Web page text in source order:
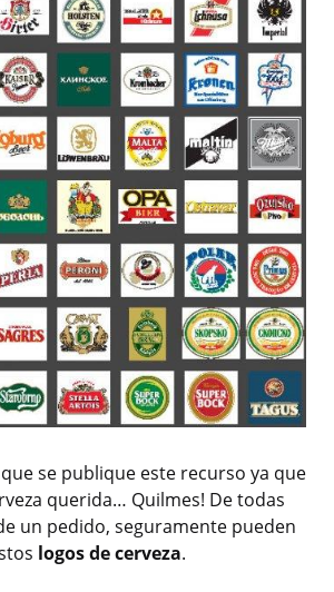
se publique este recurso ya que
querida… Quilmes! De todas
un pedido, seguramente pueden
logos de cerveza.